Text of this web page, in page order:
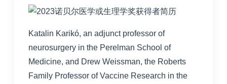
Katalin Karikó, an adjunct professor of
neurosurgery in the Perelman School of
Medicine, and Drew Weissman, the Roberts
Family Professor of Vaccine Research in the